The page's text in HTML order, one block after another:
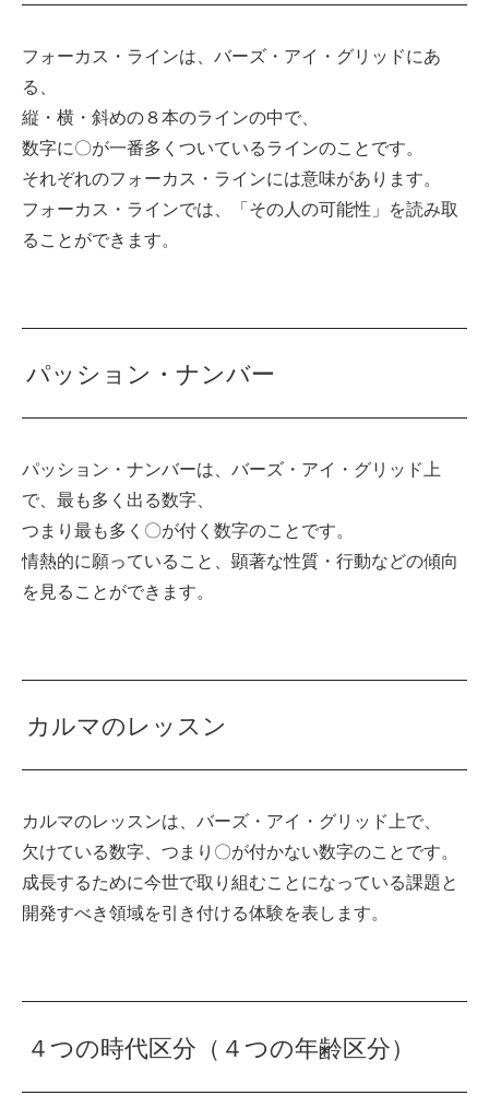
フォーカス・ラインは、バーズ・アイ・グリッドにあ
る、
縦・横・斜めの８本のラインの中で、
数字に〇が一番多くついているラインのことです。
それぞれのフォーカス・ラインには意味があります。
フォーカス・ラインでは、「その人の可能性」を読み取
ることができます。
パッション・ナンバー
パッション・ナンバーは、バーズ・アイ・グリッド上
で、最も多く出る数字、
つまり最も多く〇が付く数字のことです。
情熱的に願っていること、顕著な性質・行動などの傾向
を見ることができます。
カルマのレッスン
カルマのレッスンは、バーズ・アイ・グリッド上で、
欠けている数字、つまり〇が付かない数字のことです。
成長するために今世で取り組むことになっている課題と
開発すべき領域を引き付ける体験を表します。
４つの時代区分（４つの年齢区分）